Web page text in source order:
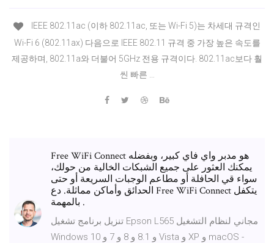
IEEE 802.11ac (이하 802.11ac, 또는 Wi-Fi 5)는 차세대 규격인
Wi-Fi 6 (802.11ax) 다음으로 IEEE 802.11 규격 중 가장 높은 속도를
제공하며, 802.11a와 더불어 5GHz 전용 규격이다. 802.11ac보다 훨
씬 빠른 …
Free WiFi Connect هو مدبر واي فاي كبير، وبفضله
يمكنك العثور على جميع الشبكات الخالية من حولك،
سواء قي الحافلة أو مطاعم الوجبات السريعة أو حتى
الحدائق وأماكن مماثلة. دع Free WiFi Connect يتكفل
بالمهمة .
تنزيل برنامج تشغيل Epson L565 مجاني لنظام التشغيل
Windows 10 و 8.1 و 8 و 7 و Vista و XP و macOS -